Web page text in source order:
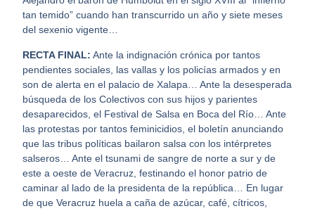
tan temido” cuando han transcurrido un año y siete meses
del sexenio vigente…
RECTA FINAL: Ante la indignación crónica por tantos
pendientes sociales, las vallas y los policías armados y en
son de alerta en el palacio de Xalapa… Ante la desesperada
búsqueda de los Colectivos con sus hijos y parientes
desaparecidos, el Festival de Salsa en Boca del Río… Ante
las protestas por tantos feminicidios, el boletín anunciando
que las tribus políticas bailaron salsa con los intérpretes
salseros… Ante el tsunami de sangre de norte a sur y de
este a oeste de Veracruz, festinando el honor patrio de
caminar al lado de la presidenta de la república… En lugar
de que Veracruz huela a caña de azúcar, café, cítricos,